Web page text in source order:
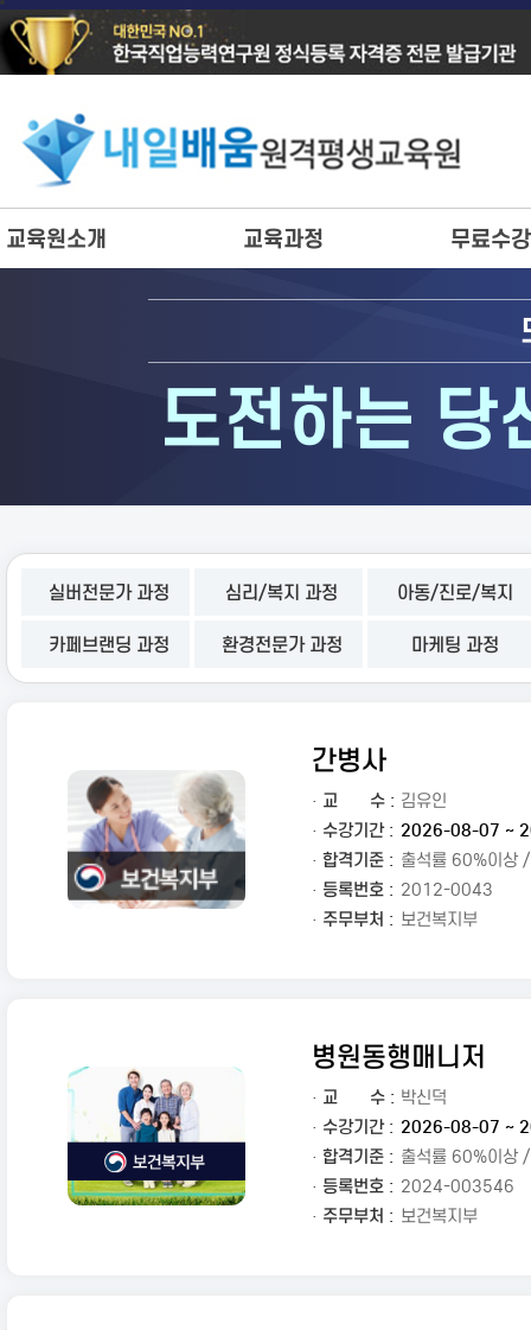
교육원소개 교육과정 무료수
도전하는 당
실버전문가 과정 심리/복지 과정 아동/진로/복지
카페브랜딩 과정 환경전문가 과정 마케팅 과정
간병사
· 교 수 : 김유인
· 수강기간 : 2026-08-07 ~
· 합격기준 : 출석률 60%이상
· 등록번호 : 2012-0043
· 주무부처 : 보건복지부
병원동행매니저
· 교 수 : 박신덕
· 수강기간 : 2026-08-07 ~
· 합격기준 : 출석률 60%이상
· 등록번호 : 2024-003546
· 주무부처 : 보건복지부